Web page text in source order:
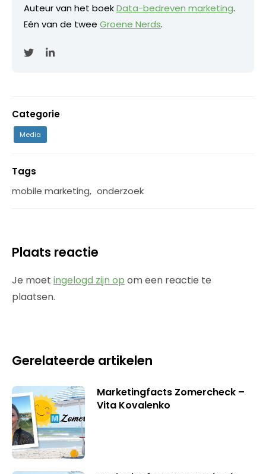
Auteur van het boekData-bedreven marketing.
Eén van de twee Groene Nerds.
Categorie
Media
Tags
mobile marketing, onderzoek
Plaats reactie
Je moet ingelogd zijn op om een reactie te
plaatsen.
Gerelateerde artikelen
Marketingfacts Zomercheck –
Vita Kovalenko